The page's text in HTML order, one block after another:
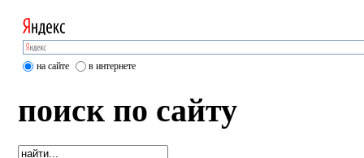
на сайте в интернете
поиск по сайту